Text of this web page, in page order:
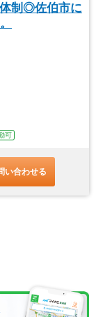
体制◎佐伯市に
可
い合わせる